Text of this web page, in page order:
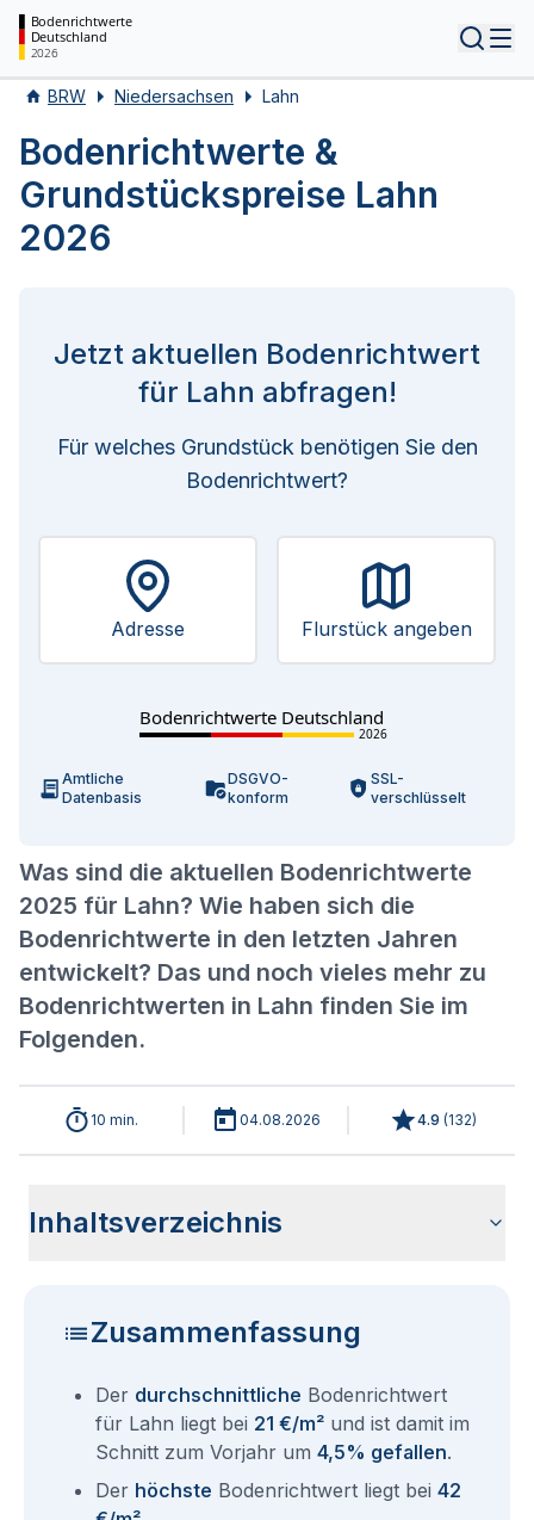
Bodenrichtwerte
Deutschland
2026
BRW Niedersachsen Lahn
Bodenrichtwerte &
Grundstückspreise Lahn
2026
Was sind die aktuellen Bodenrichtwerte
2025 für Lahn? Wie haben sich die
Bodenrichtwerte in den letzten Jahren
entwickelt? Das und noch vieles mehr zu
Bodenrichtwerten in Lahn finden Sie im
Folgenden.
Jetzt aktuellen Bodenrichtwert
für Lahn abfragen!
Für welches Grundstück benötigen Sie den
Bodenrichtwert?
Adresse Flurstück angeben
Bodenrichtwerte Deutschland
2026
Amtliche
Datenbasis
DSGVO-
konform
SSL-
verschlüsselt
10 min. 04.08.2026 4.9 (132)
Inhaltsverzeichnis
Zusammenfassung
Der durchschnittliche Bodenrichtwert
für Lahn liegt bei 21 €/m² und ist damit im
Schnitt zum Vorjahr um 4,5% gefallen.
Der höchste Bodenrichtwert liegt bei 42